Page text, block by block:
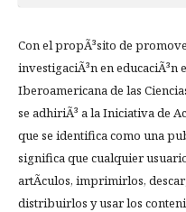
Con el propÃ³sito de
investigaciÃ³n en
Iberoamericana de las
se adhiriÃ³ a la Iniciativa de
que se identifica como una
significa que cualquier
artÃ­culos, imprimirlos,
distribuirlos y usar los